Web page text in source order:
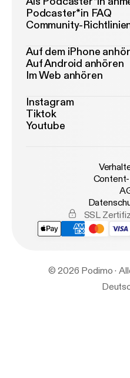
Podcaster*in FAQ
Community-
Auf dem iPhone
Auf Android anhören
Im Web anhören
Instagram
Tiktok
Youtube
SSL
© 2026 Podimo ·